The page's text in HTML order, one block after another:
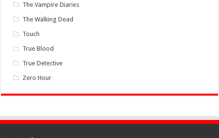
The Vampire Diaries
The Walking Dead
Touch
True Blood
True Detective
Zero Hour